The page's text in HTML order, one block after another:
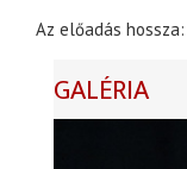
Az előadás
GALÉRIA